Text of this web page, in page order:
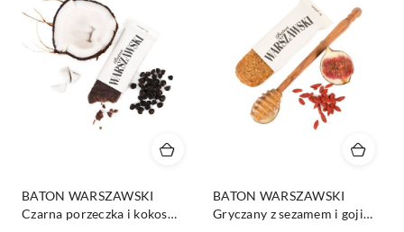
BATON WARSZAWSKI
Czarna porzeczka i kokos
BATON WARSZAWSKI
Gryczany z sezamem i goji